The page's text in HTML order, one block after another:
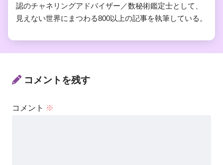
認のチャネリングアドバイザー／数秘術鑑定士として、
見えない世界にまつわる800以上の記事を執筆している。
コメントを残す
コメント ※